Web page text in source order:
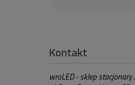
Kontakt
wroLED - sklep